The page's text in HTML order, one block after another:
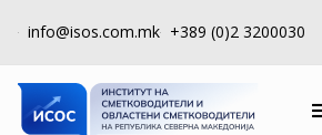
info@isos.com.mk +389 (0)2 3200030
ЗА
НАС